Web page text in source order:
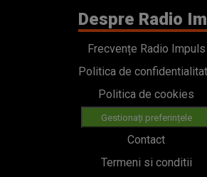
Despre Radio
Frecvențe Radio Impuls
Politica de
Politica de cookies
Gestionați preferințele
Contact
Termeni si conditii